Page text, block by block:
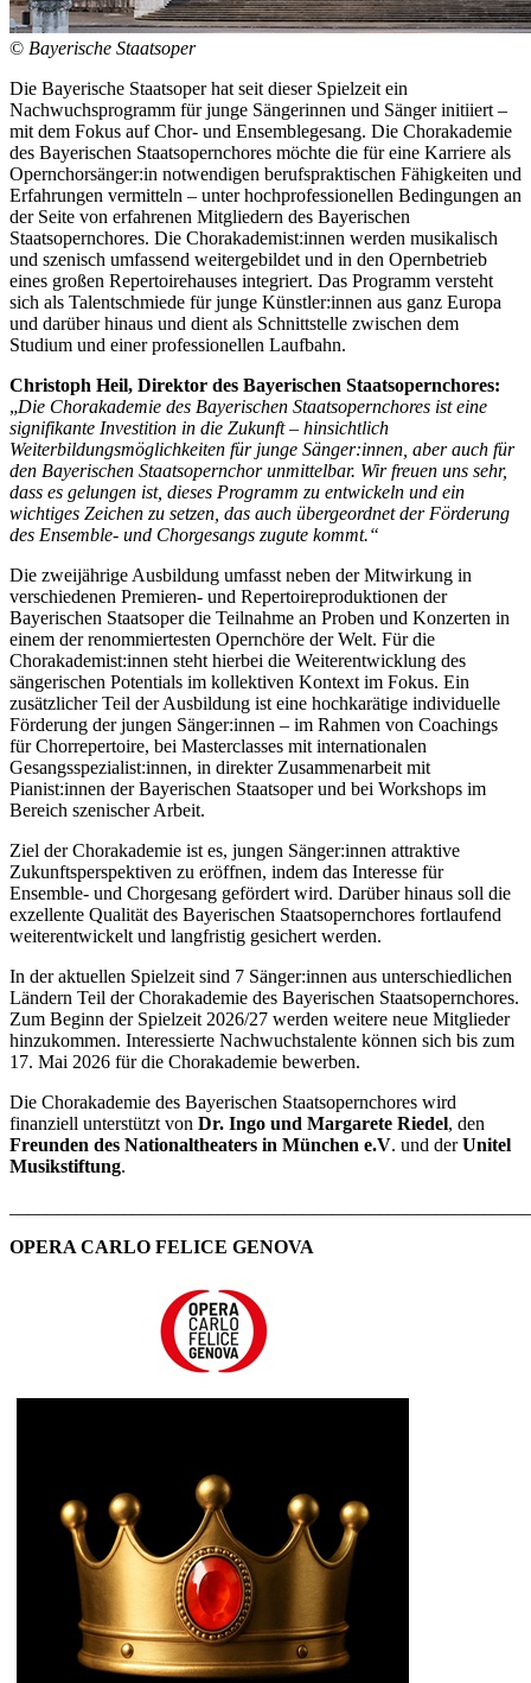
© Bayerische Staatsoper
Die Bayerische Staatsoper hat seit dieser Spielzeit ein
Nachwuchsprogramm für junge Sängerinnen und Sänger initiiert –
mit dem Fokus auf Chor- und Ensemblegesang. Die Chorakademie
des Bayerischen Staatsopernchores möchte die für eine Karriere als
Opernchorsänger:in notwendigen berufspraktischen Fähigkeiten und
Erfahrungen vermitteln – unter hochprofessionellen Bedingungen an
der Seite von erfahrenen Mitgliedern des Bayerischen
Staatsopernchores. Die Chorakademist:innen werden musikalisch
und szenisch umfassend weitergebildet und in den Opernbetrieb
eines großen Repertoirehauses integriert. Das Programm versteht
sich als Talentschmiede für junge Künstler:innen aus ganz Europa
und darüber hinaus und dient als Schnittstelle zwischen dem
Studium und einer professionellen Laufbahn.
Christoph Heil, Direktor des Bayerischen Staatsopernchores:
„Die Chorakademie des Bayerischen Staatsopernchores ist eine
signifikante Investition in die Zukunft – hinsichtlich
Weiterbildungsmöglichkeiten für junge Sänger:innen, aber auch für
den Bayerischen Staatsopernchor unmittelbar. Wir freuen uns sehr,
dass es gelungen ist, dieses Programm zu entwickeln und ein
wichtiges Zeichen zu setzen, das auch übergeordnet der Förderung
des Ensemble- und Chorgesangs zugute kommt.“
Die zweijährige Ausbildung umfasst neben der Mitwirkung in
verschiedenen Premieren- und Repertoireproduktionen der
Bayerischen Staatsoper die Teilnahme an Proben und Konzerten in
einem der renommiertesten Opernchöre der Welt. Für die
Chorakademist:innen steht hierbei die Weiterentwicklung des
sängerischen Potentials im kollektiven Kontext im Fokus. Ein
zusätzlicher Teil der Ausbildung ist eine hochkarätige individuelle
Förderung der jungen Sänger:innen – im Rahmen von Coachings
für Chorrepertoire, bei Masterclasses mit internationalen
Gesangsspezialist:innen, in direkter Zusammenarbeit mit
Pianist:innen der Bayerischen Staatsoper und bei Workshops im
Bereich szenischer Arbeit.
Ziel der Chorakademie ist es, jungen Sänger:innen attraktive
Zukunftsperspektiven zu eröffnen, indem das Interesse für
Ensemble- und Chorgesang gefördert wird. Darüber hinaus soll die
exzellente Qualität des Bayerischen Staatsopernchores fortlaufend
weiterentwickelt und langfristig gesichert werden.
In der aktuellen Spielzeit sind 7 Sänger:innen aus unterschiedlichen
Ländern Teil der Chorakademie des Bayerischen Staatsopernchores.
Zum Beginn der Spielzeit 2026/27 werden weitere neue Mitglieder
hinzukommen. Interessierte Nachwuchstalente können sich bis zum
17. Mai 2026 für die Chorakademie bewerben.
Die Chorakademie des Bayerischen Staatsopernchores wird
finanziell unterstützt von Dr. Ingo und Margarete Riedel, den
Freunden des Nationaltheaters in München e.V. und derUnitel
Musikstiftung.
OPERA CARLO FELICE GENOVA